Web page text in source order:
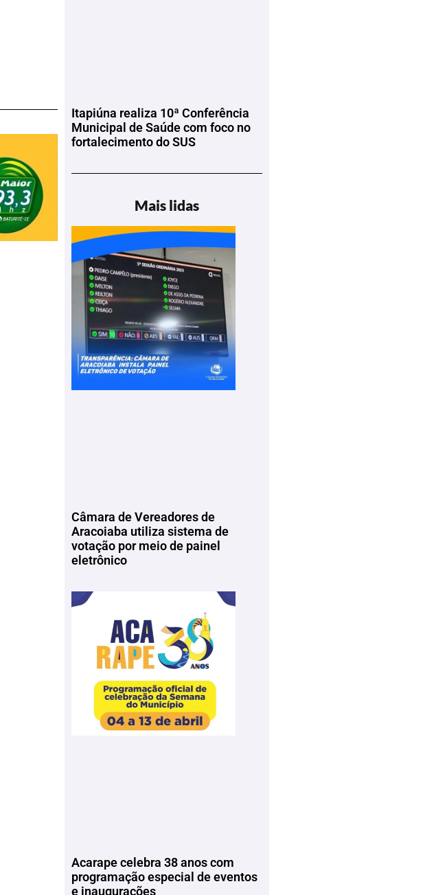
Itapiúna realiza 10ª Conferência
Municipal de Saúde com foco no
fortalecimento do SUS
Mais lidas
Câmara de Vereadores de
Aracoiaba utiliza sistema de
votação por meio de painel
eletrônico
Acarape celebra 38 anos com
programação especial de eventos
e inaugurações